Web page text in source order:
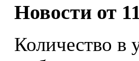
Новости от
Количество в